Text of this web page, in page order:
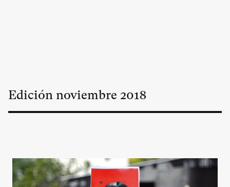
Edición noviembre 2018